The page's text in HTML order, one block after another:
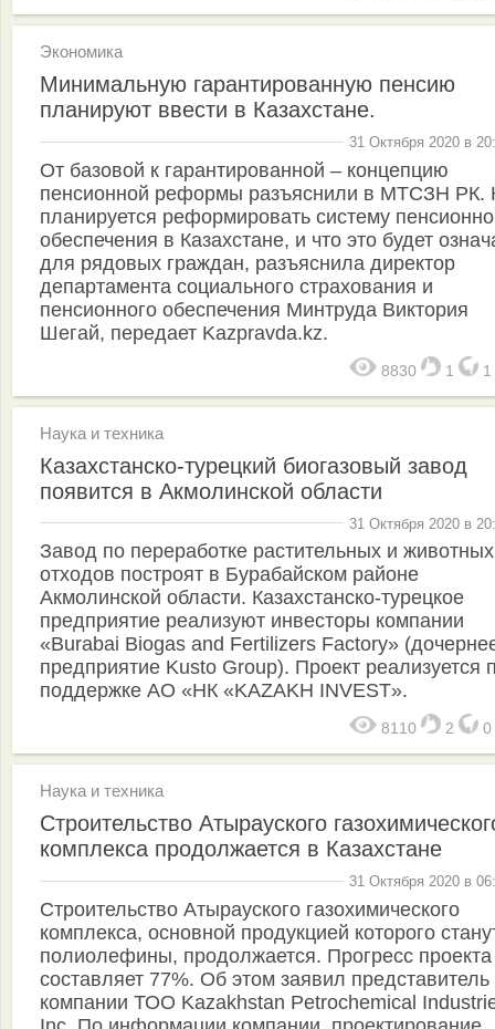
Экономика
Минимальную гарантированную пенсию
планируют ввести в Казахстане.
31 Октября 2020 в
От базовой к гарантированной – концепцию
пенсионной реформы разъяснили в МТСЗН РК.
планируется реформировать систему
обеспечения в Казахстане, и что это будет
для рядовых граждан, разъяснила директор
департамента социального страхования и
пенсионного обеспечения Минтруда Виктория
Шегай, передает Kazpravda.kz.
8830 1 1
Наука и техника
Казахстанско-турецкий биогазовый завод
появится в Акмолинской области
31 Октября 2020 в
Завод по переработке растительных и животных
отходов построят в Бурабайском районе
Акмолинской области. Казахстанско-турецкое
предприятие реализуют инвесторы компании
«Burabai Biogas and Fertilizers Factory»
предприятие Kusto Group). Проект реализуется
поддержке АО «НК «KAZAKH INVEST».
8110 2 0
Наука и техника
Строительство Атырауского
комплекса продолжается в Казахстане
31 Октября 2020 в
Строительство Атырауского газохимического
комплекса, основной продукцией которого
полиолефины, продолжается. Прогресс проекта
составляет 77%. Об этом заявил представитель
компании ТОО Kazakhstan Petrochemical